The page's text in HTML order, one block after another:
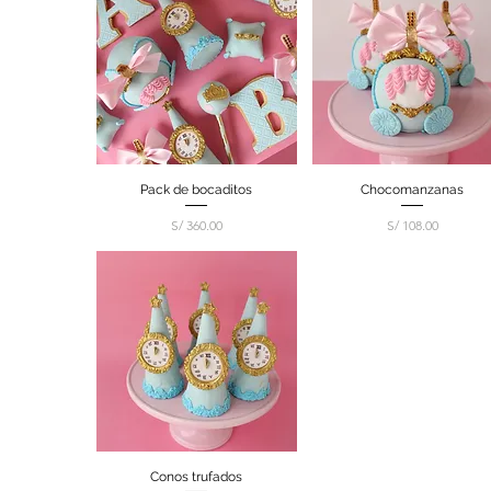
Vista rápida
Pack de bocaditos
Precio
S/ 360.00
Vista rápida
Chocomanzanas
Precio
S/ 108.00
Vista rápida
Conos trufados